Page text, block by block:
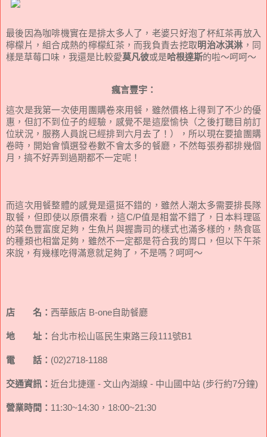
最後因為咖啡機實在是排太多人了，老婆只好泡了杯紅茶再放入
檸檬片，組合成熱的檸檬紅茶，而我負責去挖取 明治冰淇淋 ，同
樣是草莓口味，我還是比較愛莫凡彼或是哈根達斯的啦～呵呵～
瘋言豐宇：
這次是我第一次使用團購卷來用餐，雖然價格上得到了不少的優
惠，但訂不到位子的經驗，感覺不是這麼愉快（之後打聽目前訂
位狀況，服務人員說已經排到六月去了！），所以現在要搶團購
卷時，開始會慎選發卷數不會太多的餐廳，不然每張券都排幾個
月，搞不好弄到過期都不一定呢！
而這次用餐整體的感覺是還挺不錯的，雖然人潮太多需要排長隊
取餐，但即使以原價來看，這C/P值是相當不錯了，日本料理區
的菜色豐富度足夠，生魚片與握壽司的樣式也滿多樣的，熱食區
的種類也相當足夠，雖然不一定都是符合我的胃口，但以下午茶
來說，有幾樣吃得滿意就足夠了，不是嗎？呵呵～
店 名： 西華飯店 B-one自助餐廳
地 址： 台北市松山區民生東路三段111號B1
電 話： (02)2718-1188
交通資訊： 近台北捷運 - 文山內湖線 - 中山國中站 (步行約7分鐘)
營業時間： 11:30~14:30，18:00~21:30